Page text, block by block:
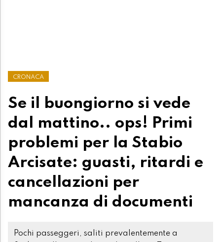
CRONACA
Se il buongiorno si vede
dal mattino.. ops! Primi
problemi per la Stabio
Arcisate: guasti, ritardi e
cancellazioni per
mancanza di documenti
Pochi passeggeri, saliti prevalentemente a